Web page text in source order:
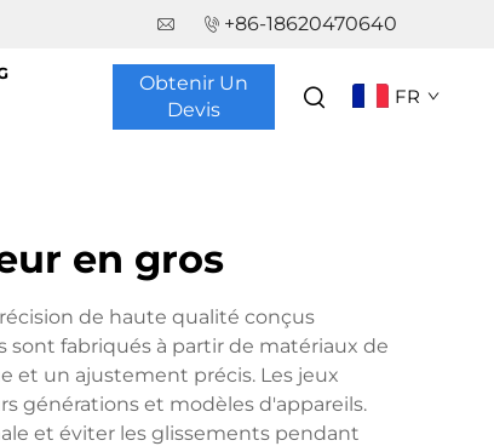
+86-18620470640
Obtenir Un
Devis
FR
en gros
de haute qualité conçus
sont fabriqués à partir de matériaux de
et un ajustement précis. Les jeux
générations et modèles d'appareils.
et éviter les glissements pendant